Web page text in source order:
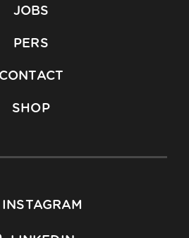
JOBS
PERS
CONTACT
SHOP
INSTAGRAM